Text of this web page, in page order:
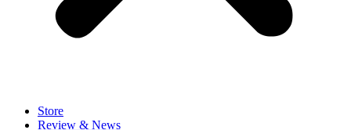
Store
Review & News